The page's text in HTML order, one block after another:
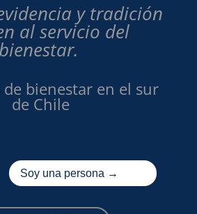
y tradición
al servicio del
bienestar.
de bienestar en el sur
de Chile
Soy una persona →